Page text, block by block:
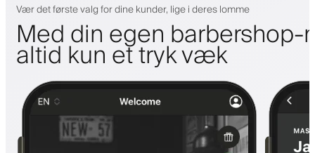
Vær det første valg for dine kunder, lige i deres lomme
Med din egen
altid kun et tryk væk